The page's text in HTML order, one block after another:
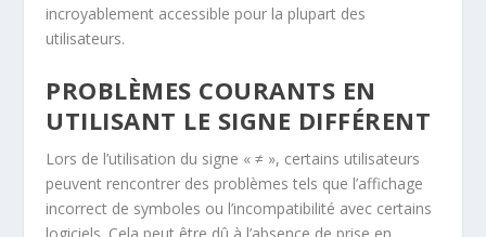
incroyablement accessible pour la plupart des
utilisateurs.
PROBLÈMES COURANTS EN
UTILISANT LE SIGNE DIFFÉRENT
Lors de l’utilisation du signe « ≠ », certains utilisateurs
peuvent rencontrer des problèmes tels que l’affichage
incorrect de symboles ou l’incompatibilité avec certains